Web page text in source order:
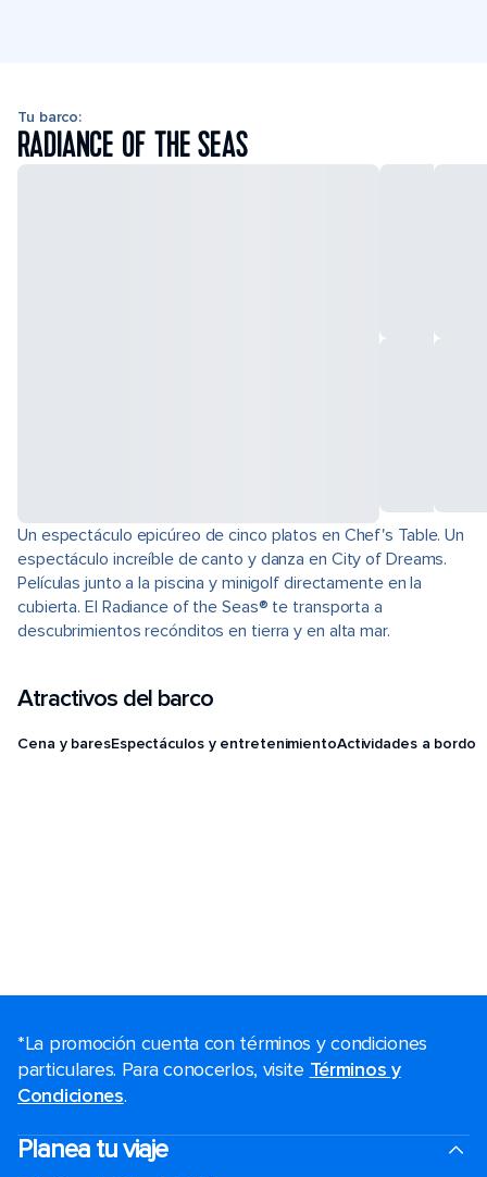
Tu barco:
RADIANCE OF THE SEAS
Un espectáculo epicúreo de cinco platos en Chef's Table. Un
espectáculo increíble de canto y danza en City of Dreams.
Películas junto a la piscina y minigolf directamente en la
cubierta. El Radiance of the Seas® te transporta a
descubrimientos recónditos en tierra y en alta mar.
Atractivos del barco
Cena y baresEspectáculos y entretenimientoActividades a bordo
*La promoción cuenta con términos y condiciones
particulares. Para conocerlos, visite Términos y
Condiciones.
Planea tu viaje